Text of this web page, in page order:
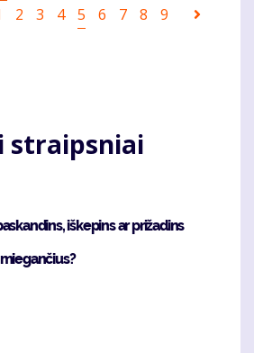
Puslapis
2 Puslapis
3 Puslapis
4
Current
5 Puslapis
6 Puslapis
7 Puslapis
8 Puslapis
9
straipsniai
iškepins ar prižadins